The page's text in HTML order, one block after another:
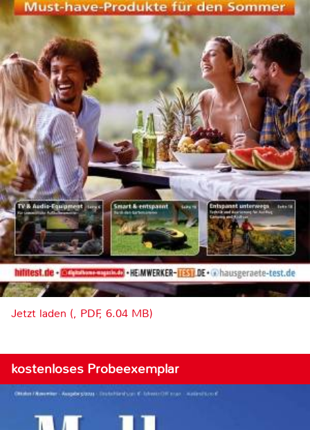
Jetzt laden (, PDF, 6.04 MB)
kostenloses Probeexemplar